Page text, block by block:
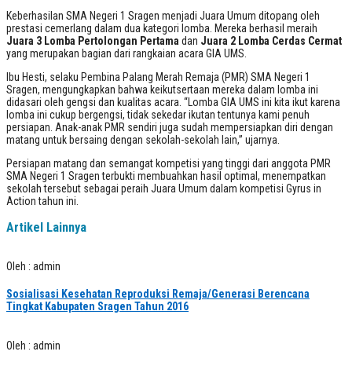
Keberhasilan SMA Negeri 1 Sragen menjadi Juara Umum ditopang oleh
prestasi cemerlang dalam dua kategori lomba. Mereka berhasil meraih
Juara 3 Lomba Pertolongan Pertama dan Juara 2 Lomba Cerdas Cermat
yang merupakan bagian dari rangkaian acara GIA UMS.
Ibu Hesti, selaku Pembina Palang Merah Remaja (PMR) SMA Negeri 1
Sragen, mengungkapkan bahwa keikutsertaan mereka dalam lomba ini
didasari oleh gengsi dan kualitas acara. “Lomba GIA UMS ini kita ikut karena
lomba ini cukup bergengsi, tidak sekedar ikutan tentunya kami penuh
persiapan. Anak-anak PMR sendiri juga sudah mempersiapkan diri dengan
matang untuk bersaing dengan sekolah-sekolah lain,” ujarnya.
Persiapan matang dan semangat kompetisi yang tinggi dari anggota PMR
SMA Negeri 1 Sragen terbukti membuahkan hasil optimal, menempatkan
sekolah tersebut sebagai peraih Juara Umum dalam kompetisi Gyrus in
Action tahun ini.
Artikel Lainnya
Oleh : admin
Sosialisasi Kesehatan Reproduksi Remaja/Generasi Berencana
Tingkat Kabupaten Sragen Tahun 2016
Oleh : admin